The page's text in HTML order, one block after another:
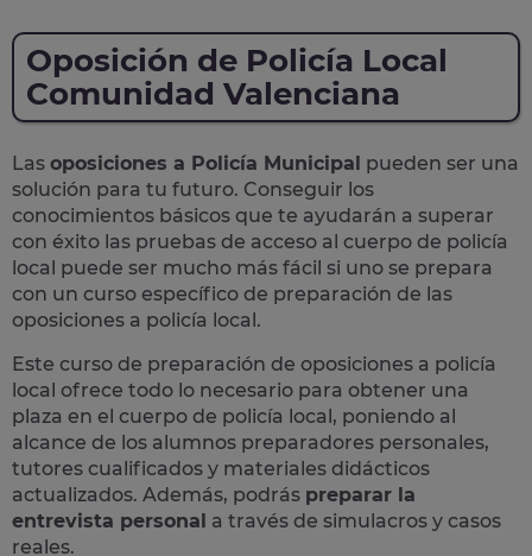
Oposición de Policía Local
Comunidad Valenciana
Las oposiciones a Policía Municipal pueden ser una
solución para tu futuro. Conseguir los
conocimientos básicos que te ayudarán a superar
con éxito las pruebas de acceso al cuerpo de policía
local puede ser mucho más fácil si uno se prepara
con un curso específico de preparación de las
oposiciones a policía local.
Este curso de preparación de oposiciones a policía
local ofrece todo lo necesario para obtener una
plaza en el cuerpo de policía local, poniendo al
alcance de los alumnos preparadores personales,
tutores cualificados y materiales didácticos
actualizados. Además, podrás preparar la
entrevista personal a través de simulacros y casos
reales.